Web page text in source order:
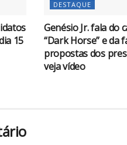
15
DESTAQUE
Genésio Jr. fala do
“Dark Horse” e da
propostas dos
veja vídeo